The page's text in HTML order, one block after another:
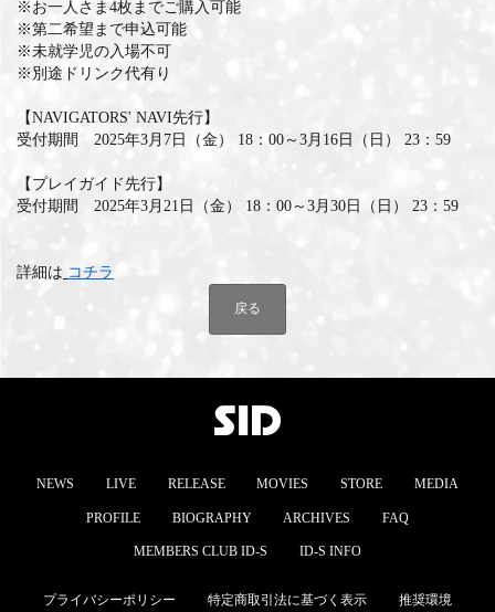
※お一人さま4枚までご購入可能
※第二希望まで申込可能
※未就学児の入場不可
※別途ドリンク代有り
【NAVIGATORS' NAVI先行】
受付期間 2025年3月7日（金） 18：00～3月16日（日） 23：59
【プレイガイド先行】
受付期間 2025年3月21日（金） 18：00～3月30日（日） 23：59
詳細は コチラ
戻る
NEWS LIVE RELEASE MOVIES STORE MEDIA
PROFILE BIOGRAPHY ARCHIVES FAQ
MEMBERS CLUB ID-S ID-S INFO
プライバシーポリシー 特定商取引法に基づく表示 推奨環境